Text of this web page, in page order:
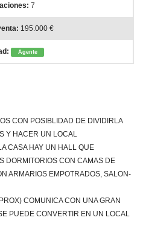
7
195.000 €
Agente
CON POSIBLIDAD DE DIVIDIRLA
Y HACER UN LOCAL
CASA HAY UN HALL QUE
DORMITORIOS CON CAMAS DE
ARMARIOS EMPOTRADOS, SALON-
COMUNICA CON UNA GRAN
PUEDE CONVERTIR EN UN LOCAL